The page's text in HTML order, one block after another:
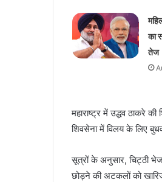
का
तेज
महाराष्ट्र में उद्धव ठाकरे
शिवसेना में विलय के लिए
सूत्रों के अनुसार, चिट्ठी
छोड़ने की अटकलों को